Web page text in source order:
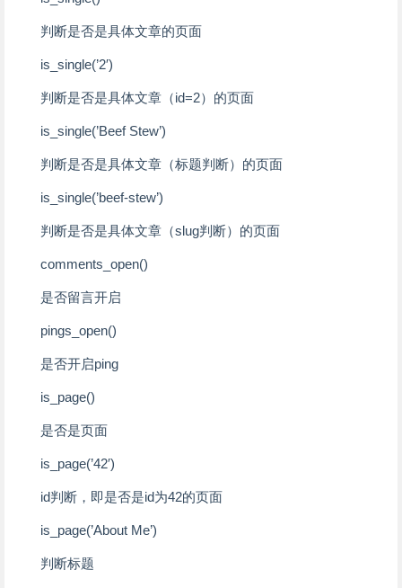
判断是否是具体文章的页面
is_single(’2′)
判断是否是具体文章（id=2）的页面
is_single(’Beef Stew’)
判断是否是具体文章（标题判断）的页面
is_single(’beef-stew’)
判断是否是具体文章（slug判断）的页面
comments_open()
是否留言开启
pings_open()
是否开启ping
is_page()
是否是页面
is_page(’42′)
id判断，即是否是id为42的页面
is_page(’About Me’)
判断标题